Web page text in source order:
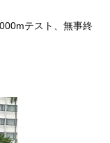
テスト、無事終